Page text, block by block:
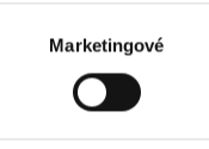
Marketingové